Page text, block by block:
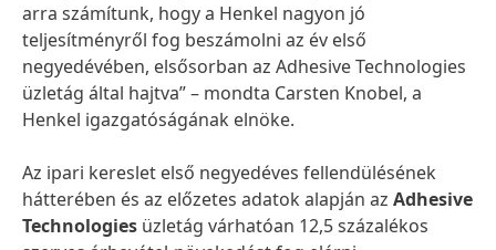
arra számítunk, hogy a Henkel nagyon jó
teljesítményről fog beszámolni az év első
negyedévében, elsősorban az Adhesive Technologies
üzletág által hajtva” – mondta Carsten Knobel, a
Henkel igazgatóságának elnöke.
Az ipari kereslet első negyedéves fellendülésének
hátterében és az előzetes adatok alapján az Adhesive
Technologies üzletág várhatóan 12,5 százalékos